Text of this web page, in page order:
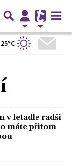
25°C
v letadle radši
máte přitom